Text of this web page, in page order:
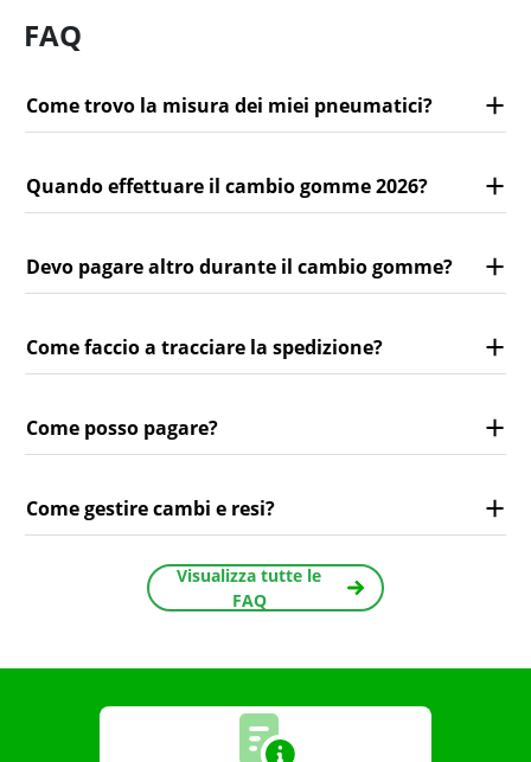
FAQ
Come trovo la misura dei miei pneumatici?
Quando effettuare il cambio gomme 2026?
Devo pagare altro durante il cambio gomme?
Come faccio a tracciare la spedizione?
Come posso pagare?
Come gestire cambi e resi?
Visualizza tutte le
FAQ